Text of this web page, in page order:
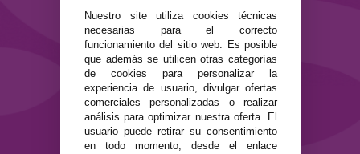
Contacto
SEGURIDAD Y PRIVACIDAD
Términos y condiciones de uso
Política de privacidad
Política de cookies
Nuestro site utiliza cookies técnicas
necesarias para el correcto
funcionamiento del sitio web. Es posible
que además se utilicen otras categorías
de cookies para personalizar la
experiencia de usuario, divulgar ofertas
comerciales personalizadas o realizar
análisis para optimizar nuestra oferta. El
usuario puede retirar su consentimiento
en todo momento, desde el enlace